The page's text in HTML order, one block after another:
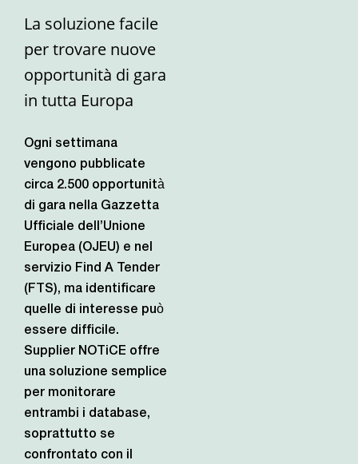
La soluzione facile
per trovare nuove
opportunità di gara
in tutta Europa
Ogni settimana
vengono pubblicate
circa 2.500 opportunità
di gara nella Gazzetta
Ufficiale dell’Unione
Europea (OJEU) e nel
servizio Find A Tender
(FTS), ma identificare
quelle di interesse può
essere difficile.
Supplier NOTiCE offre
una soluzione semplice
per monitorare
entrambi i database,
soprattutto se
confrontato con il